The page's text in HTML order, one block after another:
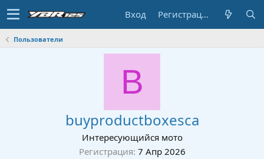
Вход Регистрация
Пользователи
B
buyproductboxesca
Интересующийся мото
Регистрация 7 Апр 2026